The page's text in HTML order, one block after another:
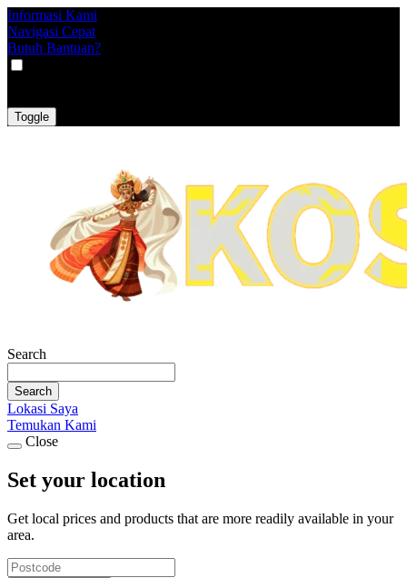
Informasi Kami
Navigasi Cepat
Butuh Bantuan?
Toggle
Search
Search
Lokasi Saya
Temukan Kami
Close
Set your location
Get local prices and products that are more readily available in your
area.